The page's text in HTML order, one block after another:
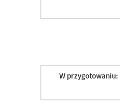
W przygotowaniu: